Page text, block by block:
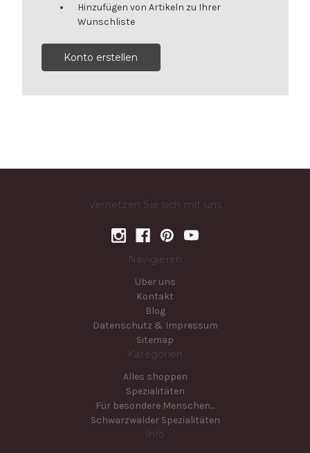
Hinzufügen von Artikeln zu Ihrer
Wunschliste
Konto erstellen
Vernetzen Sie sich mit uns
Navigieren
Über uns
Kontakt
Blog
Datenschutz & Impressum
Sitemap
Kategorien
Alles shoppen
Spezialitäten
Für besondere Menschen...
Schwarzwälder Spezialitäten
Info